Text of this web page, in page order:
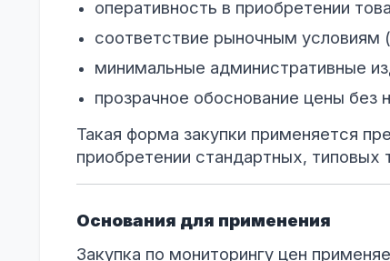
оперативность в приобретении
соответствие рыночным условиям
минимальные административные
прозрачное обоснование цены без
Такая форма закупки применяется
приобретении стандартных,
Основания для применения
Закупка по мониторингу цен